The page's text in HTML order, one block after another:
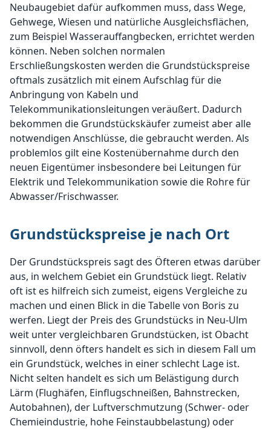
Neubaugebiet dafür aufkommen muss, dass Wege,
Gehwege, Wiesen und natürliche Ausgleichsflächen,
zum Beispiel Wasserauffangbecken, errichtet werden
können. Neben solchen normalen
Erschließungskosten werden die Grundstückspreise
oftmals zusätzlich mit einem Aufschlag für die
Anbringung von Kabeln und
Telekommunikationsleitungen veräußert. Dadurch
bekommen die Grundstückskäufer zumeist aber alle
notwendigen Anschlüsse, die gebraucht werden. Als
problemlos gilt eine Kostenübernahme durch den
neuen Eigentümer insbesondere bei Leitungen für
Elektrik und Telekommunikation sowie die Rohre für
Abwasser/Frischwasser.
Grundstückspreise je nach Ort
Der Grundstückspreis sagt des Öfteren etwas darüber
aus, in welchem Gebiet ein Grundstück liegt. Relativ
oft ist es hilfreich sich zumeist, eigens Vergleiche zu
machen und einen Blick in die Tabelle von Boris zu
werfen. Liegt der Preis des Grundstücks in Neu-Ulm
weit unter vergleichbaren Grundstücken, ist Obacht
sinnvoll, denn öfters handelt es sich in diesem Fall um
ein Grundstück, welches in einer schlecht Lage ist.
Nicht selten handelt es sich um Belästigung durch
Lärm (Flughäfen, Einflugschneißen, Bahnstrecken,
Autobahnen), der Luftverschmutzung (Schwer- oder
Chemieindustrie, hohe Feinstaubbelastung) oder